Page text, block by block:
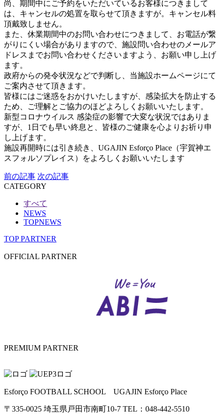
尚、期間中にご予約をいただいているお客様につきまして
は、キャンセルの処置を取らせて頂きますが。キャンセル料
頂戴致しません。
また、休業期間中のお問い合わせにつきまして、お電話が繋
がりにくい場合がありますので、施設問い合わせのメールア
ドレスまでお問い合わせくださいますよう、お願い申し上げ
ます。
政府からの発令状況などで判断し、当施設ホームページにて
ご案内させて頂きます。
皆様にはご迷惑をおかけいたしますが、感染拡大を防止する
ため、ご理解とご協力のほどよろしくお願いいたします。
新型コロナウイルス 感染症の影響で大変な状況ではありま
すが、1日でも早い終息と、皆様のご健康を心よりお祈り申
し上げます。
施設再開時には引き続き、UGAJIN Esforço Place（宇賀神エ
スフォルソプレイス）をよろしくお願いいたします
前の記事 次の記事
CATEGORY
すべて
NEWS
TOPNEWS
TOP PARTNER
OFFICIAL PARTNER
PREMIUM PARTNER
Esforço FOOTBALL SCHOOL UGAJIN Esforço Place
〒335-0025 埼玉県戸田市南町10-7 TEL：048-442-5510